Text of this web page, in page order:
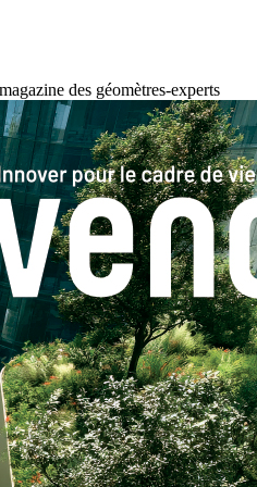
des géomètres-experts